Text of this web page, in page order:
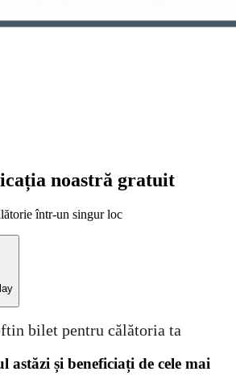
noastră gratuit
într-un singur loc
bilet pentru călătoria ta
astăzi și beneficiați de cele mai